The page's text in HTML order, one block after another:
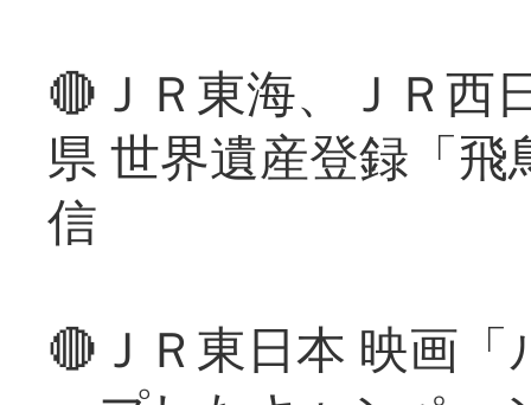
🔴ＪＲ東海、ＪＲ西
県 世界遺産登録「
信
🔴ＪＲ東日本 映画